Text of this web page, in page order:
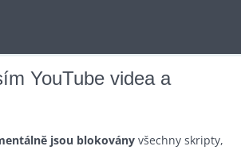
YouTube videa a
jsou blokovány všechny skripty,